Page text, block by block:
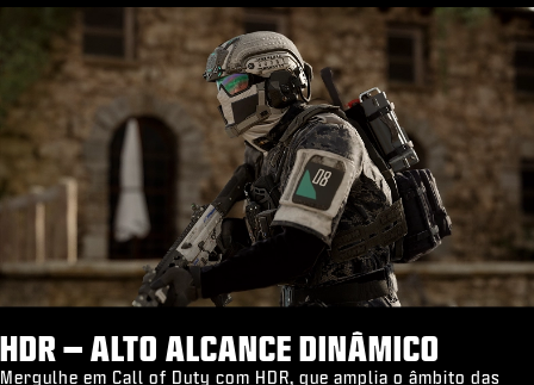
HDR – ALTO ALCANCE DINÂMICO
Mergulhe em Call of Duty com HDR, que amplia o âmbito das